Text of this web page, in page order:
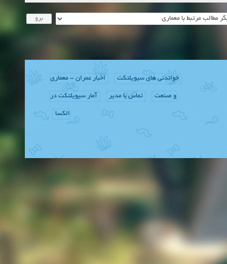
خواندنی های سیویلتکت اخبار عمران - معماری
و صنعت تماس با مدیر آمار سیویلتکت در
الکسا